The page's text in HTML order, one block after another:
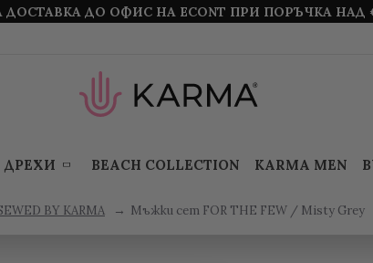
ДОСТАВКА ДО ОФИС НА ECONT ПРИ ПОРЪЧКА НАД
ДРЕХИ BEACH COLLECTION KARMA MEN
BY KARMA Мъжки сет FOR THE FEW / Misty Grey